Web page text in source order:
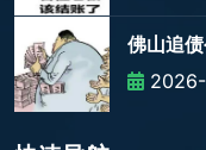
佛山追